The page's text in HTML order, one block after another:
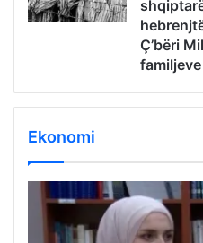
Ç’bëri
familjeve
Ekonomi